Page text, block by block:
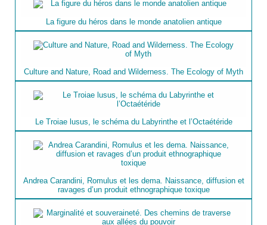
La figure du héros dans le monde anatolien antique
Culture and Nature, Road and Wilderness. The Ecology of Myth
Le Troiae lusus, le schéma du Labyrinthe et l’Octaétéride
Andrea Carandini, Romulus et les dema. Naissance, diffusion et
ravages d’un produit ethnographique toxique